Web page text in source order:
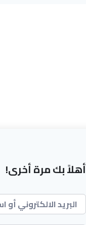
أهلاً بك مرة أخرى!